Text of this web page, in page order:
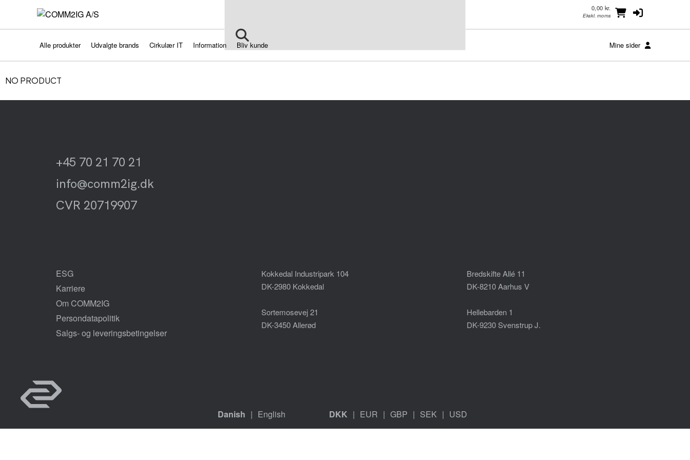
0,00 kr.
Ekskl. moms
Alle produkter Udvalgte brands Cirkulær IT Information Bliv kunde Mine sider
NO PRODUCT
+45 70 21 70 21
info@comm2ig.dk
CVR 20719907
ESG
Karriere
Om COMM2IG
Persondatapolitik
Salgs- og leveringsbetingelser
Kokkedal Industripark 104
DK-2980 Kokkedal
Sortemosevej 21
DK-3450 Allerød
Bredskifte Allé 11
DK-8210 Aarhus V
Hellebarden 1
DK-9230 Svenstrup J.
Danish English DKK EUR GBP SEK USD